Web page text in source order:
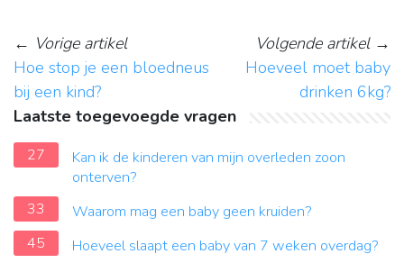
← Vorige artikel
Hoe stop je een bloedneus
bij een kind?
Volgende artikel→
Hoeveel moet baby
drinken 6kg?
Laatste toegevoegde vragen
27
Kan ik de kinderen van mijn overleden zoon
onterven?
33
Waarom mag een baby geen kruiden?
45
Hoeveel slaapt een baby van 7 weken overdag?